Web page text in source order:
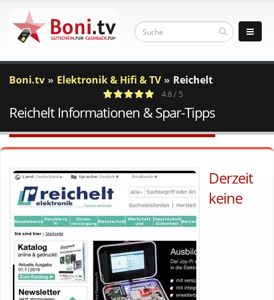
Boni.tv Elektronik & Hifi & TV Reichelt
a
c
4 Votes
4.8 / 5
Reichelt Informationen & Spar-Tipps
Derzeit
keine